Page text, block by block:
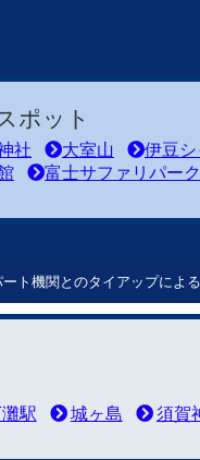
ポット
社 大室山 伊豆シ
富士サファリパーク
ト機関とのタイアップによ
駅 城ヶ島 須賀